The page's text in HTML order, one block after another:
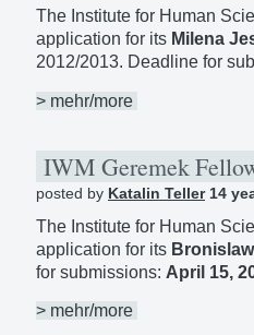
The Institute for Human
application for its Milena
2012/2013. Deadline for
> mehr/more
IWM Geremek
posted by Katalin Teller14
The Institute for Human
application for its
for submissions: April 15,
> mehr/more